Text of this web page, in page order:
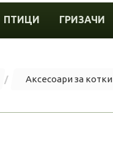
ПТИЦИ ГРИЗАЧИ
Аксесоари за котки